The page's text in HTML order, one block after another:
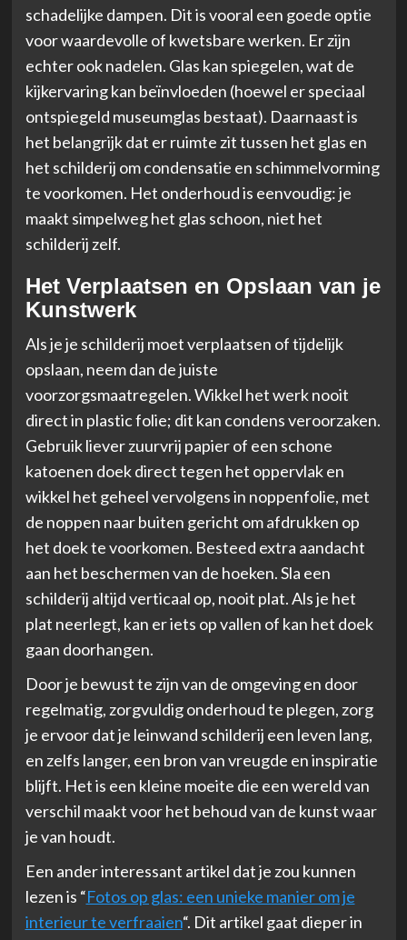
schadelijke dampen. Dit is vooral een goede optie
voor waardevolle of kwetsbare werken. Er zijn
echter ook nadelen. Glas kan spiegelen, wat de
kijkervaring kan beïnvloeden (hoewel er speciaal
ontspiegeld museumglas bestaat). Daarnaast is
het belangrijk dat er ruimte zit tussen het glas en
het schilderij om condensatie en schimmelvorming
te voorkomen. Het onderhoud is eenvoudig: je
maakt simpelweg het glas schoon, niet het
schilderij zelf.
Het Verplaatsen en Opslaan van je
Kunstwerk
Als je je schilderij moet verplaatsen of tijdelijk
opslaan, neem dan de juiste
voorzorgsmaatregelen. Wikkel het werk nooit
direct in plastic folie; dit kan condens veroorzaken.
Gebruik liever zuurvrij papier of een schone
katoenen doek direct tegen het oppervlak en
wikkel het geheel vervolgens in noppenfolie, met
de noppen naar buiten gericht om afdrukken op
het doek te voorkomen. Besteed extra aandacht
aan het beschermen van de hoeken. Sla een
schilderij altijd verticaal op, nooit plat. Als je het
plat neerlegt, kan er iets op vallen of kan het doek
gaan doorhangen.
Door je bewust te zijn van de omgeving en door
regelmatig, zorgvuldig onderhoud te plegen, zorg
je ervoor dat je leinwand schilderij een leven lang,
en zelfs langer, een bron van vreugde en inspiratie
blijft. Het is een kleine moeite die een wereld van
verschil maakt voor het behoud van de kunst waar
je van houdt.
Een ander interessant artikel dat je zou kunnen
lezen is “Fotos op glas: een unieke manier om je
interieur te verfraaien“. Dit artikel gaat dieper in